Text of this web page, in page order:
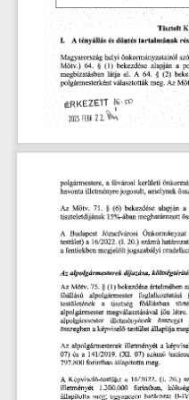
Tisztelt
I.
A tényállás és döntés tartalmának
Magyarország helyi önkormányzatairól
Mötv.) 64. § (1) bekezdése alapján a
megbízatásban látja el. A 64. § (2)
polgármesterként választottákmeg. Az
ÉRKEZETT
7025 FEBR12.^
polgármestere, a fővárosi kerületi
havonta illetményre jogosult, amelynek
Az Mötv. 71. § (6) bekezdése alapján a
tiszteletdíjának 15%-ában meghatározott
A Budapest Józsefvárosi Önkormányzat
testület) a 16/2022. (I. 20.) számú
afentiekben megjelölt jogszabályi
Azalpolgármesterek díjazása,
Az Mötv. 75. § (1) bekezdése értelmében
főállású
alpolgármester foglalkoztatási
testületének
a tisztség főállásban
alpolgármester megválasztásával jön létre.
alpolgármester
illetményének összegét
összegben aképviselő-testület állapítja
Az alpolgármesterek illetményét a
07) és a 141/2019. (XI. 07) számú
797.800 forintban állapította meg.
A Képviselő-testület a 16/2022. (I. 20.)
illetményét
1.300.000 forintban,
állapította meg; ugyanezen határozat II-